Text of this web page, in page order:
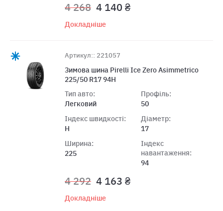
4 268 4 140 ₴
Докладніше
Артикул:: 221057
Зимова шина Pirelli Ice Zero Asimmetrico
225/50 R17 94H
Тип авто:
Легковий
Індекс швидкості:
H
Ширина:
225
Профіль:
50
Діаметр:
17
Індекс
навантаження:
94
4 292 4 163 ₴
Докладніше